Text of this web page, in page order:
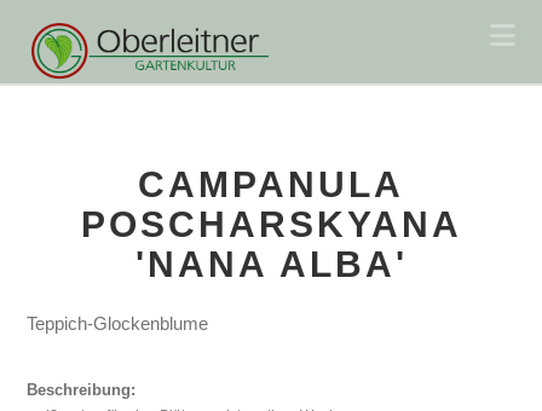
CAMPANULA
POSCHARSKYANA
'NANA ALBA'
Teppich-Glockenblume
Beschreibung: